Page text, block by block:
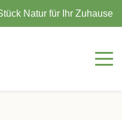
Natur für Ihr Zuhause